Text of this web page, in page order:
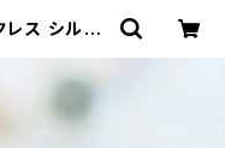
ス シルバ
指輪 ギフト